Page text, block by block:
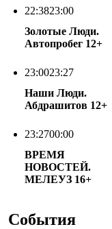
22:3823:00
Золотые Люди.
Автопробег 12+
23:0023:27
Наши Люди.
Абдрашитов 12+
23:2700:00
ВРЕМЯ
НОВОСТЕЙ.
МЕЛЕУЗ 16+
События